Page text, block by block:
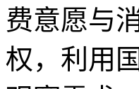
费意愿与
权，利用